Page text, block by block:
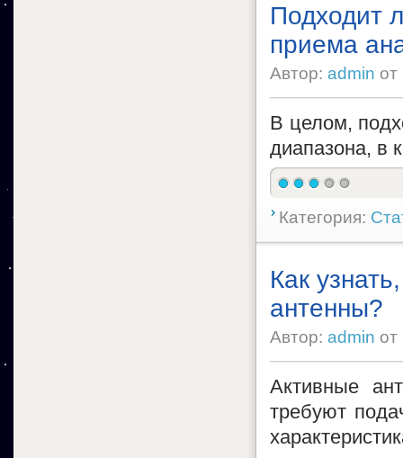
Подходит
приема
Автор: admin от
В целом,
диапазона, в
Категория:
Как
антенны?
Автор: admin от
Активные
требуют